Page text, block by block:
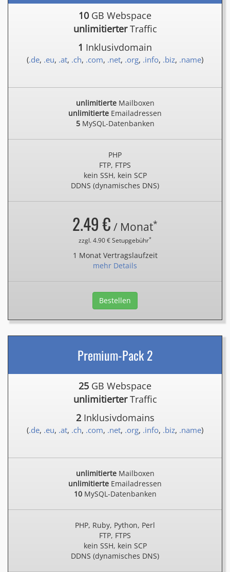
10 GB Webspace
unlimitierterTraffic
1 Inklusivdomain
(.de, .eu, .at, .ch, .com, .net, .org, .info, .biz, .name)
unlimitierteMailboxen
unlimitierte Emailadressen
5MySQL-Datenbanken
PHP
FTP, FTPS
kein SSH, kein SCP
DDNS (dynamisches DNS)
2.49 € / Monat*
zzgl. 4.90 € Setupgebühr*
1 Monat Vertragslaufzeit
mehr Details
Bestellen
Premium-Pack 2
25 GB Webspace
unlimitierterTraffic
2Inklusivdomains
(.de, .eu, .at, .ch, .com, .net, .org, .info, .biz, .name)
unlimitierteMailboxen
unlimitierte Emailadressen
10MySQL-Datenbanken
PHP, Ruby, Python, Perl
FTP, FTPS
kein SSH, kein SCP
DDNS (dynamisches DNS)